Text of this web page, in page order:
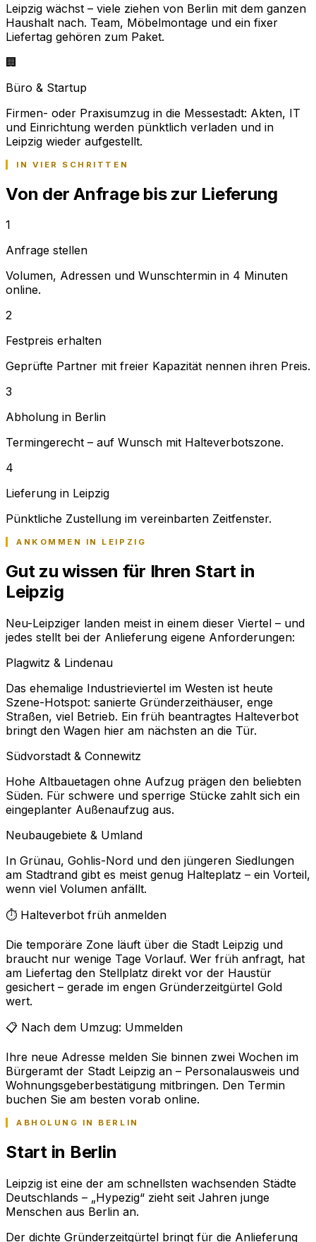
Leipzig wächst – viele ziehen von Berlin mit dem ganzen
Haushalt nach. Team, Möbelmontage und ein fixer
Liefertag gehören zum Paket.
🏢
Büro & Startup
Firmen- oder Praxisumzug in die Messestadt: Akten, IT
und Einrichtung werden pünktlich verladen und in
Leipzig wieder aufgestellt.
IN VIER SCHRITTEN
Von der Anfrage bis zur Lieferung
1
Anfrage stellen
Volumen, Adressen und Wunschtermin in 4 Minuten
online.
2
Festpreis erhalten
Geprüfte Partner mit freier Kapazität nennen ihren Preis.
3
Abholung in Berlin
Termingerecht – auf Wunsch mit Halteverbotszone.
4
Lieferung in Leipzig
Pünktliche Zustellung im vereinbarten Zeitfenster.
ANKOMMEN IN LEIPZIG
Gut zu wissen für Ihren Start in
Leipzig
Neu-Leipziger landen meist in einem dieser Viertel – und
jedes stellt bei der Anlieferung eigene Anforderungen:
Plagwitz & Lindenau
Das ehemalige Industrieviertel im Westen ist heute
Szene-Hotspot: sanierte Gründerzeithäuser, enge
Straßen, viel Betrieb. Ein früh beantragtes Halteverbot
bringt den Wagen hier am nächsten an die Tür.
Südvorstadt & Connewitz
Hohe Altbauetagen ohne Aufzug prägen den beliebten
Süden. Für schwere und sperrige Stücke zahlt sich ein
eingeplanter Außenaufzug aus.
Neubaugebiete & Umland
In Grünau, Gohlis-Nord und den jüngeren Siedlungen
am Stadtrand gibt es meist genug Halteplatz – ein Vorteil,
wenn viel Volumen anfällt.
⏱️ Halteverbot früh anmelden
Die temporäre Zone läuft über die Stadt Leipzig und
braucht nur wenige Tage Vorlauf. Wer früh anfragt, hat
am Liefertag den Stellplatz direkt vor der Haustür
gesichert – gerade im engen Gründerzeitgürtel Gold
wert.
📋 Nach dem Umzug: Ummelden
Ihre neue Adresse melden Sie binnen zwei Wochen im
Bürgeramt der Stadt Leipzig an – Personalausweis und
Wohnungsgeberbestätigung mitbringen. Den Termin
buchen Sie am besten vorab online.
ABHOLUNG IN BERLIN
Start in Berlin
Leipzig ist eine der am schnellsten wachsenden Städte
Deutschlands – „Hypezig“ zieht seit Jahren junge
Menschen aus Berlin an.
Der dichte Gründerzeitgürtel bringt für die Anlieferung